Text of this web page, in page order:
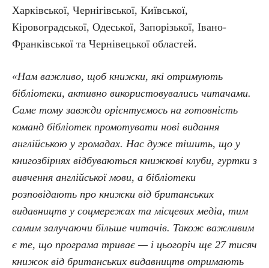
Харківської, Чернігівської, Київської,
Кіровоградської, Одеської, Запорізької, Івано-
Франківської та Чернівецької областей.
«Нам важливо, щоб книжки, які отримують
бібліотеки, активно використовувались читачами.
Саме тому завжди орієнтуємось на готовність
команд бібліотек промотувати нові видання
англійською у громадах. Нас дуже тішить, що у
книгозбірнях відбуваються книжкові клуби, гуртки з
вивчення англійської мови, а бібліотеки
розповідають про книжки від британських
видавництв у соцмережах та місцевих медіа, тим
самим залучаючи більше читачів. Також важливим
є те, що програма триває — і цьогоріч ще 27 тисяч
книжок від британських видавництв отримають